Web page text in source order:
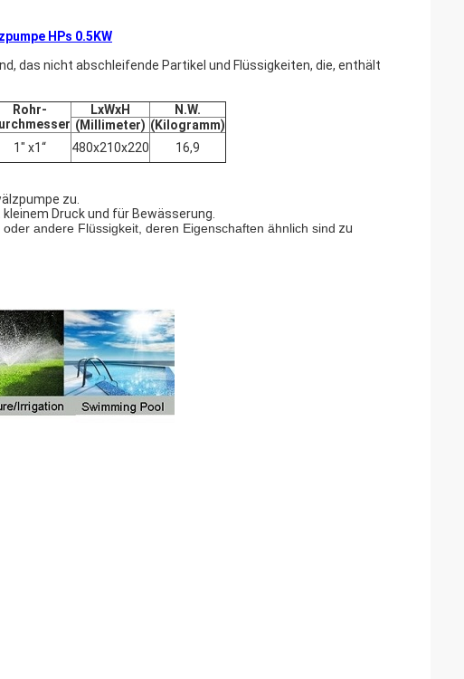
HPs 0.5KW
das nicht abschleifende Partikel und Flüssigkeiten, die, enthält
Rohr-
LxWxH
N.W.
(Millimeter) (Kilogramm)
1" x1“ 480x210x220
16,9
zu.
Druck und für Bewässerung.
andere Flüssigkeit, deren Eigenschaften ähnlich sind zu